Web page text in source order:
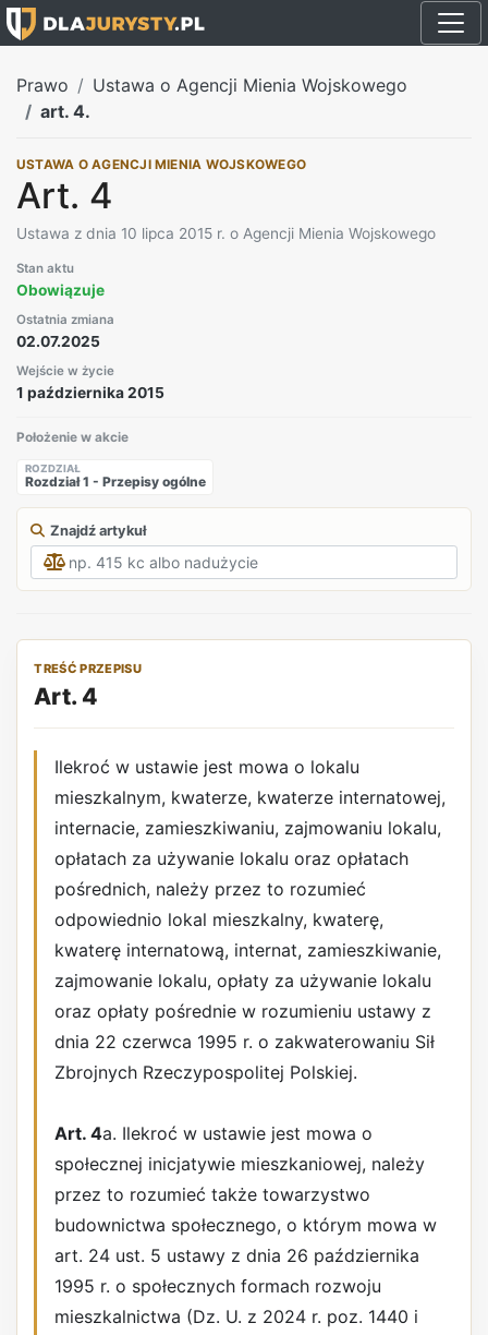
Prawo
Ustawa o Agencji Mienia Wojskowego
art. 4.
USTAWA O AGENCJI MIENIA WOJSKOWEGO
Art. 4
Ustawa z dnia 10 lipca 2015 r. o Agencji Mienia Wojskowego
Stan aktu
Obowiązuje
Ostatnia zmiana
02.07.2025
Wejście w życie
1 października 2015
Położenie w akcie
ROZDZIAŁ
Rozdział 1 - Przepisy ogólne
Znajdź artykuł
TREŚĆ PRZEPISU
Art. 4
Ilekroć w ustawie jest mowa o lokalu
mieszkalnym, kwaterze, kwaterze internatowej,
internacie, zamieszkiwaniu, zajmowaniu lokalu,
opłatach za używanie lokalu oraz opłatach
pośrednich, należy przez to rozumieć
odpowiednio lokal mieszkalny, kwaterę,
kwaterę internatową, internat, zamieszkiwanie,
zajmowanie lokalu, opłaty za używanie lokalu
oraz opłaty pośrednie w rozumieniu ustawy z
dnia 22 czerwca 1995 r. o zakwaterowaniu Sił
Zbrojnych Rzeczypospolitej Polskiej.
Art. 4a. Ilekroć w ustawie jest mowa o
społecznej inicjatywie mieszkaniowej, należy
przez to rozumieć także towarzystwo
budownictwa społecznego, o którym mowa w
art. 24 ust. 5 ustawy z dnia 26 października
1995 r. o społecznych formach rozwoju
mieszkalnictwa (Dz. U. z 2024 r. poz. 1440 i